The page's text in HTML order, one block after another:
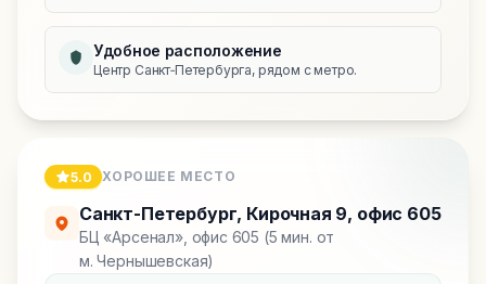
Удобное расположение
Центр Санкт‑Петербурга, рядом с метро.
5.0 ХОРОШЕЕ МЕСТО
Санкт-Петербург, Кирочная 9, офис 605
БЦ «Арсенал», офис 605 (5 мин. от
м. Чернышевская)